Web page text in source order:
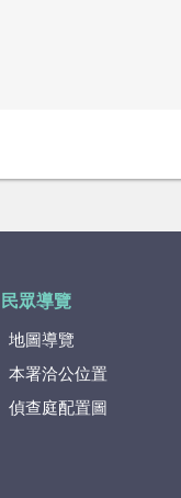
民眾導覽
地圖導覽
本署洽公位置
偵查庭配置圖